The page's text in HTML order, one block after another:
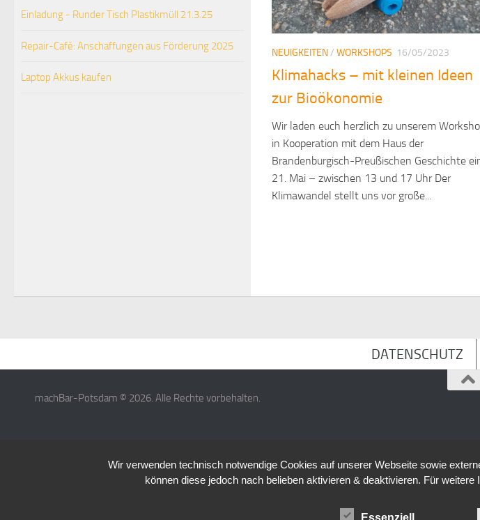
NEUIGKEITEN/ WORKSHOPS 16/05/2023
Klimahacks – mit kleinen Ideen
zur Bioökonomie
Wir laden euch herzlich zu unserem
in Kooperation mit dem Haus der
Brandenburgisch-Preußischen Geschichte
21. Mai – zwischen 13 und 17 Uhr Der
Klimawandel stellt uns vor große...
Einladung - Runder Tisch Plastikmüll 21.3.25
Repair-Café: Anschaffungen aus Förderung 2025
Laptop Akkus kaufen
DATENSCHUTZ
machBar-Potsdam © 2026. Alle Rechte vorbehalten.
Wir verwenden technisch notwendige Cookies auf unserer Webseite sowie
können diese jedoch nach belieben aktivieren & deaktivieren. Für